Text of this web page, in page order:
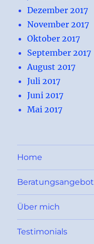
Dezember 2017
November 2017
Oktober 2017
September 2017
August 2017
Juli 2017
Juni 2017
Mai 2017
Home
Beratungsangebot
Über mich
Testimonials